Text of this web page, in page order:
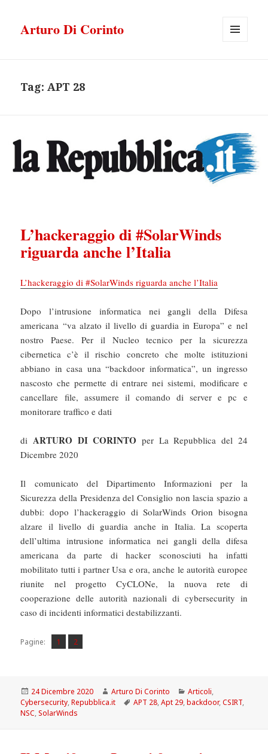
Arturo Di Corinto
Tag:APT 28
L’hackeraggio di #SolarWinds
riguarda anche l’Italia
L’hackeraggio di #SolarWinds riguarda anche l’Italia
Dopo l’intrusione informatica nei gangli della Difesa
americana “va alzato il livello di guardia in Europa” e nel
nostro Paese. Per il Nucleo tecnico per la sicurezza
cibernetica c’è il rischio concreto che molte istituzioni
abbiano in casa una “backdoor informatica”, un ingresso
nascosto che permette di entrare nei sistemi, modificare e
cancellare file, assumere il comando di server e pc e
monitorare traffico e dati
di ARTURO DI CORINTO per La Repubblica del 24
Dicembre 2020
Il comunicato del Dipartimento Informazioni per la
Sicurezza della Presidenza del Consiglio non lascia spazio a
dubbi: dopo l’hackeraggio di SolarWinds Orion bisogna
alzare il livello di guardia anche in Italia. La scoperta
dell’ultima intrusione informatica nei gangli della difesa
americana da parte di hacker sconosciuti ha infatti
mobilitato tutti i partner Usa e ora, anche le autorità europee
riunite nel progetto CyCLONe, la nuova rete di
cooperazione delle autorità nazionali di cybersecurity in
caso di incidenti informatici destabilizzanti.
Pagine: Pagina
1 ,
Pagina
2
Scritto
il
24 Dicembre 2020 Autore
Arturo Di Corinto Categorie
Articoli,
Cybersecurity,Repubblica.it Tag
APT 28,Apt 29,backdoor,CSIRT,
NSC,SolarWinds